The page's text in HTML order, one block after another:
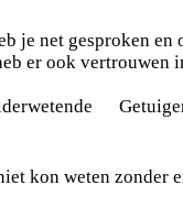
je net gesproken
er ook vertrouwen
kon weten zonder